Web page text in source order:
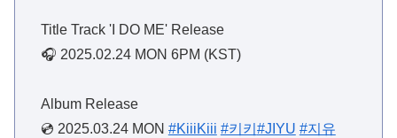
Title Track 'I DO ME' Release
🎧 2025.02.24 MON 6PM (KST)
Album Release
💿 2025.03.24 MON #KiiiKiii #키키 #JIYU #지유